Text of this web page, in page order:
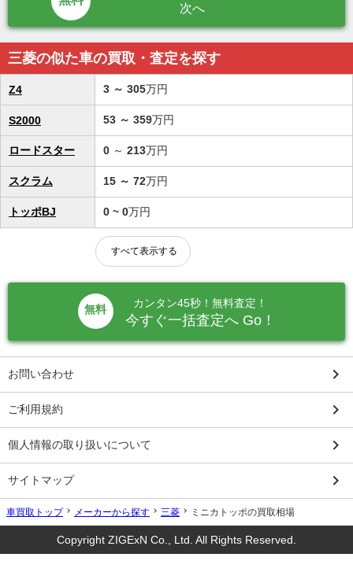
次へ
三菱の似た車の買取・査定を探す
Z4 3 ～ 305万円
S2000 53 ～ 359万円
ロードスター 0 ～ 213万円
スクラム 15 ～ 72万円
トッポBJ 0 ~ 0万円
すべて表示する
無料
カンタン45秒！無料査定！
今すぐ一括査定へ Go！
お問い合わせ keyboard_arrow_right
ご利用規約 keyboard_arrow_right
個人情報の取り扱いについて keyboard_arrow_right
サイトマップ keyboard_arrow_right
車買取トップ メーカーから探す 三菱 ミニカトッポの買取相場
Copyright ZIGExN Co., Ltd. All Rights Reserved.